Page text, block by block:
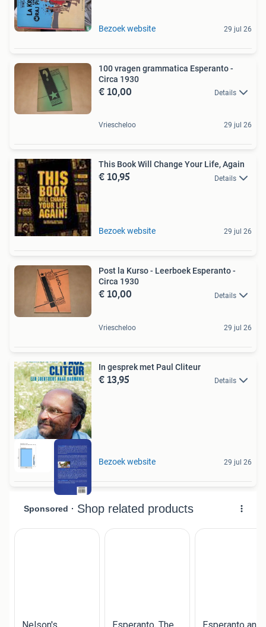
Bezoek website 29 jul 26
100 vragen grammatica Esperanto -
Circa 1930
€ 10,00 Details
Vriescheloo 29 jul 26
This Book Will Change Your Life, Again
€ 10,95 Details
Bezoek website 29 jul 26
Post la Kurso - Leerboek Esperanto -
Circa 1930
€ 10,00 Details
Vriescheloo 29 jul 26
In gesprek met Paul Cliteur
€ 13,95 Details
Bezoek website 29 jul 26